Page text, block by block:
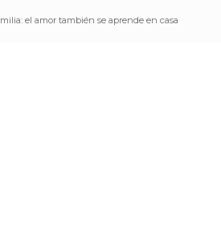
el amor también se aprende en casa